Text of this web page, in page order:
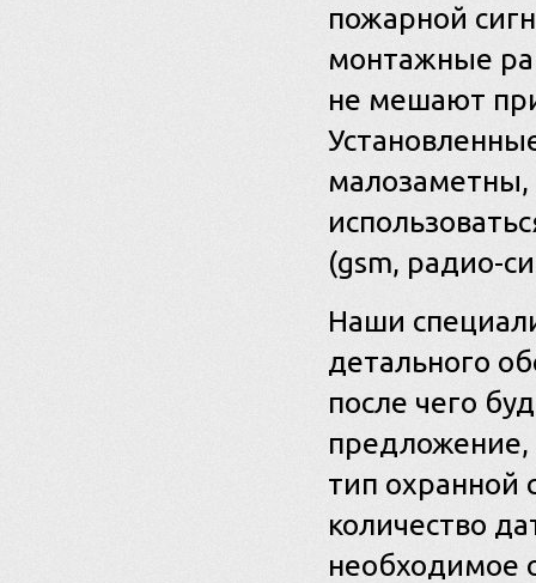
пожарной
монтажные
не мешают
малозаметны,
(gsm, радио-
Наши
детального
после чего
предложение,
тип охранной
количество
необходимое